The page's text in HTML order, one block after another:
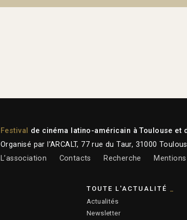
Festival
de cinéma latino-américain à Toulouse et
Organisé par l’ARCALT, 77 rue du Taur, 31000
L’association
Contacts Recherche
TOUTE L'ACTUALITÉ
Actualités
Newsletter